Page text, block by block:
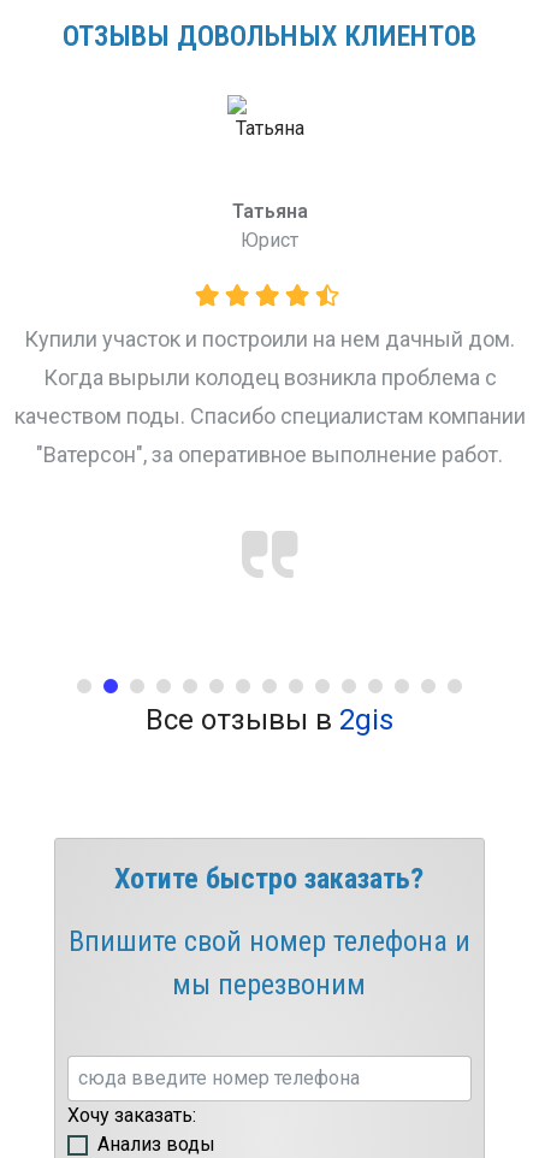
ОТЗЫВЫ ДОВОЛЬНЫХ КЛИЕНТОВ
Татьяна
Юрист
Купили участок и построили на нем дачный дом.
Когда вырыли колодец возникла проблема с
качеством поды. Спасибо специалистам компании
"Ватерсон", за оперативное выполнение работ.
Все отзывы в 2gis
Хотите быстро заказать?
Впишите свой номер телефона и
мы перезвоним
Хочу заказать:
Анализ воды